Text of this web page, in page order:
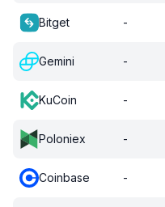
Bitget -
Gemini -
KuCoin -
Poloniex -
Coinbase -